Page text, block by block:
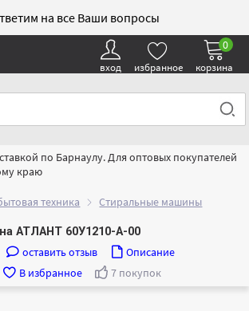
на все Ваши вопросы
вход избранное корзина
0
по Барнаулу. Для оптовых покупателей
краю
техника Стиральные машины
АТЛАНТ 60У1210-А-00
оставить отзыв
Описание
В избранное 7 покупок